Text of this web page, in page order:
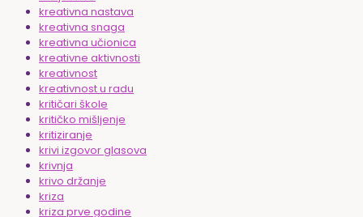
kreativna nastava
kreativna snaga
kreativna učionica
kreativne aktivnosti
kreativnost
kreativnost u radu
kritičari škole
kritičko mišljenje
kritiziranje
krivi izgovor glasova
krivnja
krivo držanje
kriza
kriza prve godine